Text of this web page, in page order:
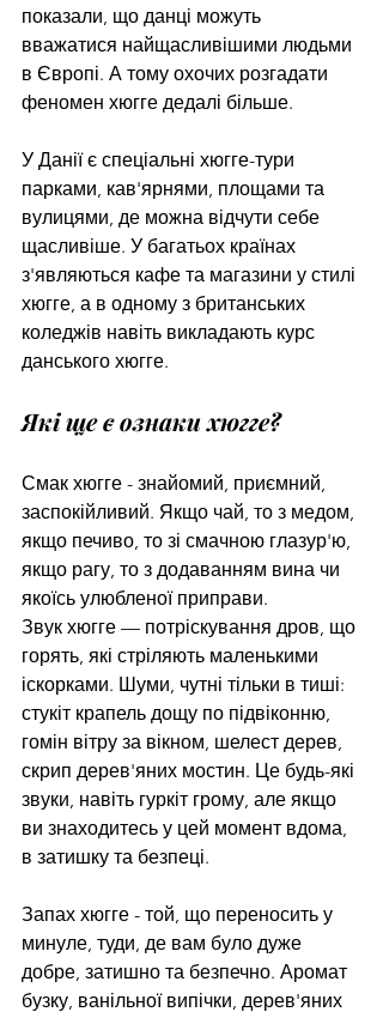
показали, що данці можуть
вважатися найщасливішими людьми
в Європі. А тому охочих розгадати
феномен хюгге дедалі більше.
У Данії є спеціальні хюгге-тури
парками, кав'ярнями, площами та
вулицями, де можна відчути себе
щасливіше. У багатьох країнах
з'являються кафе та магазини у стилі
хюгге, а в одному з британських
коледжів навіть викладають курс
данського хюгге.
Які ще є ознаки хюгге?
Смак хюгге - знайомий, приємний,
заспокійливий. Якщо чай, то з медом,
якщо печиво, то зі смачною глазур'ю,
якщо рагу, то з додаванням вина чи
якоїсь улюбленої приправи.
Звук хюгге — потріскування дров, що
горять, які стріляють маленькими
іскорками. Шуми, чутні тільки в тиші:
стукіт крапель дощу по підвіконню,
гомін вітру за вікном, шелест дерев,
скрип дерев'яних мостин. Це будь-які
звуки, навіть гуркіт грому, але якщо
ви знаходитесь у цей момент вдома,
в затишку та безпеці.
Запах хюгге - той, що переносить у
минуле, туди, де вам було дуже
добре, затишно та безпечно. Аромат
бузку, ванільної випічки, дерев'яних